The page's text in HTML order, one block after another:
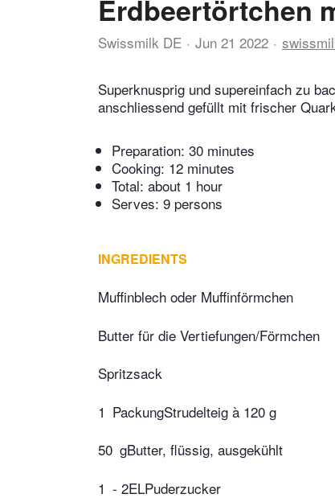
Erdbeertörtchen
Swissmilk DE Jun 21 2022
Superknusprig und supereinfach zu
anschliessend gefüllt mit frischer
Preparation: 30 minutes
Cooking: 12 minutes
Total: about 1 hour
Serves: 9 persons
INGREDIENTS
Muffinblech oder Muffinförmchen
Butter für die Vertiefungen/Förmchen
Spritzsack
1 PackungStrudelteig à 120 g
50 gButter, flüssig, ausgekühlt
1 - 2ELPuderzucker